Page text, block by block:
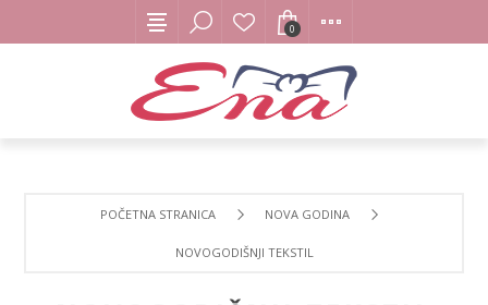
0
POČETNA STRANICA NOVA GODINA
NOVOGODIŠNJI TEKSTIL